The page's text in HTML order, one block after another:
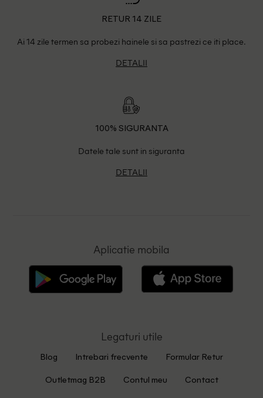
RETUR 14 ZILE
Ai 14 zile termen sa probezi hainele si sa pastrezi ce iti place.
DETALII
100% SIGURANTA
Datele tale sunt in siguranta
DETALII
Aplicatie mobila
Legaturi utile
Blog Intrebari frecvente Formular Retur
Outletmag B2B Contul meu Contact